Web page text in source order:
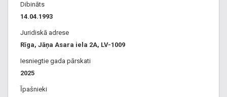
Dibināts
14.04.1993
Juridiskā adrese
Rīga, Jāņa Asara iela 2A, LV-1009
Iesniegtie gada pārskati
2025
Īpašnieki